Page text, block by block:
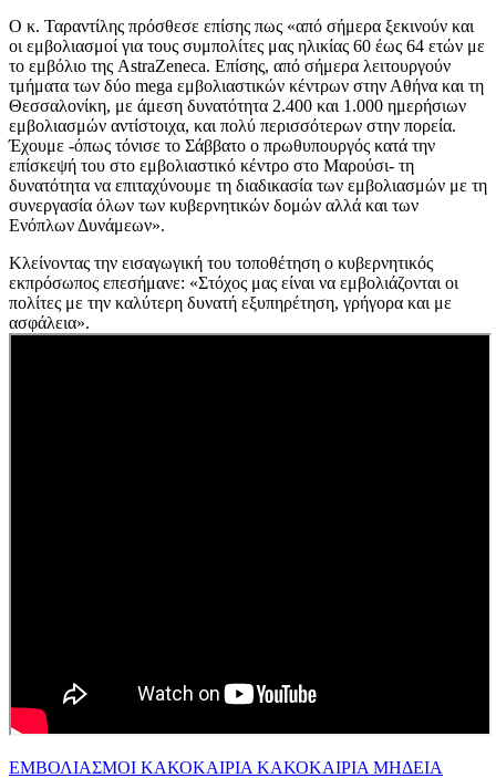
Ο κ. Ταραντίλης πρόσθεσε επίσης πως «από σήμερα ξεκινούν και
οι εμβολιασμοί για τους συμπολίτες μας ηλικίας 60 έως 64 ετών με
το εμβόλιο της AstraΖeneca. Επίσης, από σήμερα λειτουργούν
τμήματα των δύο mega εμβολιαστικών κέντρων στην Αθήνα και τη
Θεσσαλονίκη, με άμεση δυνατότητα 2.400 και 1.000 ημερήσιων
εμβολιασμών αντίστοιχα, και πολύ περισσότερων στην πορεία.
Έχουμε -όπως τόνισε το Σάββατο ο πρωθυπουργός κατά την
επίσκεψή του στο εμβολιαστικό κέντρο στο Μαρούσι- τη
δυνατότητα να επιταχύνουμε τη διαδικασία των εμβολιασμών με τη
συνεργασία όλων των κυβερνητικών δομών αλλά και των
Ενόπλων Δυνάμεων».
Κλείνοντας την εισαγωγική του τοποθέτηση ο κυβερνητικός
εκπρόσωπος επεσήμανε: «Στόχος μας είναι να εμβολιάζονται οι
πολίτες με την καλύτερη δυνατή εξυπηρέτηση, γρήγορα και με
ασφάλεια».
ΕΜΒΟΛΙΑΣΜΟΙ ΚΑΚΟΚΑΙΡΙΑ ΚΑΚΟΚΑΙΡΙΑ ΜΗΔΕΙΑ